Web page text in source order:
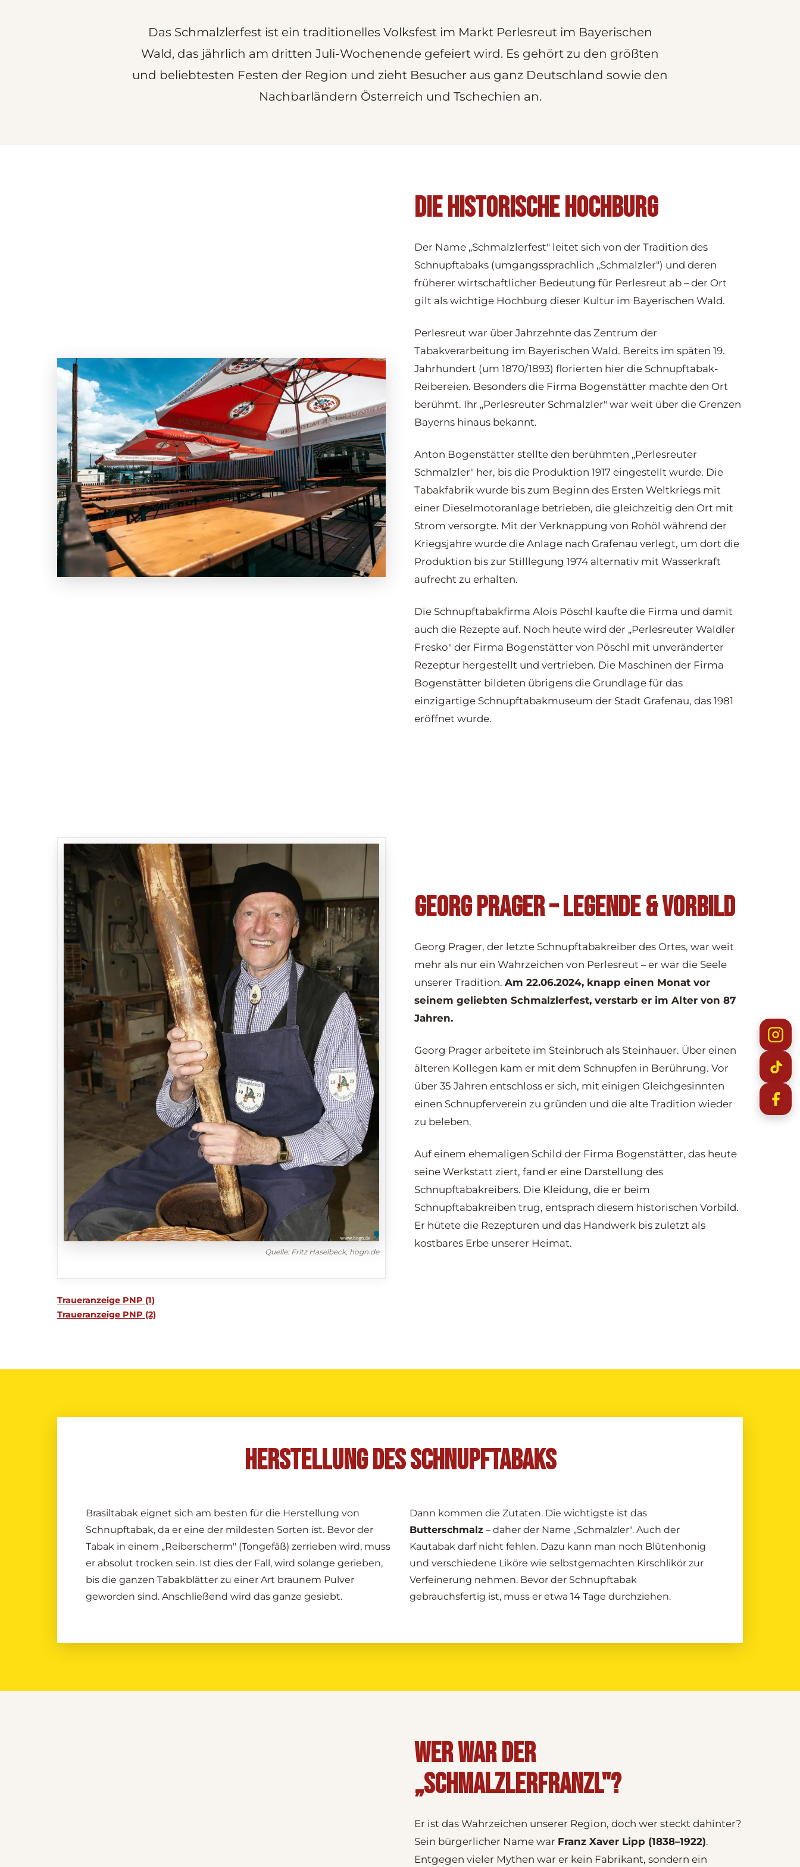
Das Schmalzlerfest ist ein traditionelles Volksfest im Markt Perlesreut im Bayerischen
Wald, das jährlich am dritten Juli-Wochenende gefeiert wird. Es gehört zu den größten
und beliebtesten Festen der Region und zieht Besucher aus ganz Deutschland sowie den
Nachbarländern Österreich und Tschechien an.
DIE HISTORISCHE HOCHBURG
Der Name „Schmalzlerfest" leitet sich von der Tradition des
Schnupftabaks (umgangssprachlich „Schmalzler") und deren
früherer wirtschaftlicher Bedeutung für Perlesreut ab – der Ort
gilt als wichtige Hochburg dieser Kultur im Bayerischen Wald.
Perlesreut war über Jahrzehnte das Zentrum der
Tabakverarbeitung im Bayerischen Wald. Bereits im späten 19.
Jahrhundert (um 1870/1893) florierten hier die Schnupftabak-
Reibereien. Besonders die Firma Bogenstätter machte den Ort
berühmt. Ihr „Perlesreuter Schmalzler" war weit über die Grenzen
Bayerns hinaus bekannt.
Anton Bogenstätter stellte den berühmten „Perlesreuter
Schmalzler" her, bis die Produktion 1917 eingestellt wurde. Die
Tabakfabrik wurde bis zum Beginn des Ersten Weltkriegs mit
einer Dieselmotoranlage betrieben, die gleichzeitig den Ort mit
Strom versorgte. Mit der Verknappung von Rohöl während der
Kriegsjahre wurde die Anlage nach Grafenau verlegt, um dort die
Produktion bis zur Stilllegung 1974 alternativ mit Wasserkraft
aufrecht zu erhalten.
Die Schnupftabakfirma Alois Pöschl kaufte die Firma und damit
auch die Rezepte auf. Noch heute wird der „Perlesreuter Waldler
Fresko" der Firma Bogenstätter von Pöschl mit unveränderter
Rezeptur hergestellt und vertrieben. Die Maschinen der Firma
Bogenstätter bildeten übrigens die Grundlage für das
einzigartige Schnupftabakmuseum der Stadt Grafenau, das 1981
eröffnet wurde.
Quelle: Fritz Haselbeck, hogn.de
Traueranzeige PNP (1)
Traueranzeige PNP (2)
GEORG PRAGER – LEGENDE & VORBILD
Georg Prager, der letzte Schnupftabakreiber des Ortes, war weit
mehr als nur ein Wahrzeichen von Perlesreut – er war die Seele
unserer Tradition. Am 22.06.2024, knapp einen Monat vor
seinem geliebten Schmalzlerfest, verstarb er im Alter von 87
Jahren.
Georg Prager arbeitete im Steinbruch als Steinhauer. Über einen
älteren Kollegen kam er mit dem Schnupfen in Berührung. Vor
über 35 Jahren entschloss er sich, mit einigen Gleichgesinnten
einen Schnupferverein zu gründen und die alte Tradition wieder
zu beleben.
Auf einem ehemaligen Schild der Firma Bogenstätter, das heute
seine Werkstatt ziert, fand er eine Darstellung des
Schnupftabakreibers. Die Kleidung, die er beim
Schnupftabakreiben trug, entsprach diesem historischen Vorbild.
Er hütete die Rezepturen und das Handwerk bis zuletzt als
kostbares Erbe unserer Heimat.
HERSTELLUNG DES SCHNUPFTABAKS
Brasiltabak eignet sich am besten für die Herstellung von
Schnupftabak, da er eine der mildesten Sorten ist. Bevor der
Tabak in einem „Reiberscherm" (Tongefäß) zerrieben wird, muss
er absolut trocken sein. Ist dies der Fall, wird solange gerieben,
bis die ganzen Tabakblätter zu einer Art braunem Pulver
geworden sind. Anschließend wird das ganze gesiebt.
Dann kommen die Zutaten. Die wichtigste ist das
Butterschmalz – daher der Name „Schmalzler". Auch der
Kautabak darf nicht fehlen. Dazu kann man noch Blütenhonig
und verschiedene Liköre wie selbstgemachten Kirschlikör zur
Verfeinerung nehmen. Bevor der Schnupftabak
gebrauchsfertig ist, muss er etwa 14 Tage durchziehen.
WER WAR DER
„SCHMALZLERFRANZL"?
Er ist das Wahrzeichen unserer Region, doch wer steckt dahinter?
Sein bürgerlicher Name war Franz Xaver Lipp (1838–1922).
Entgegen vieler Mythen war er kein Fabrikant, sondern ein